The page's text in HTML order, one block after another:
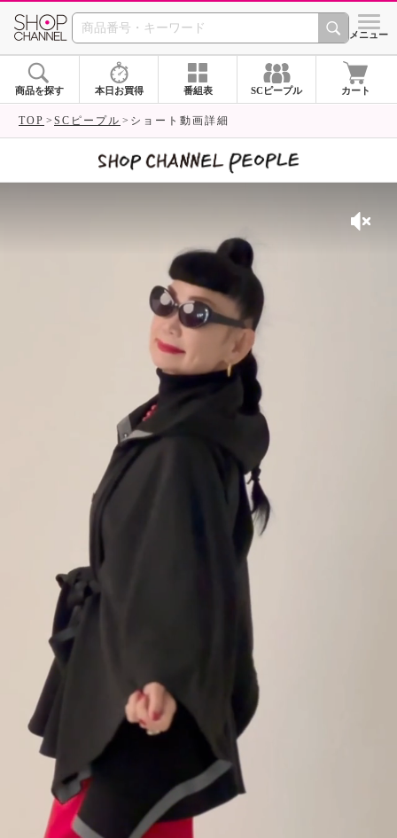
SHOP CHANNEL シメニュー
商品を探す 本日お買得 番組表 SCピープル カート
TOP SCピープル ショート動画詳細